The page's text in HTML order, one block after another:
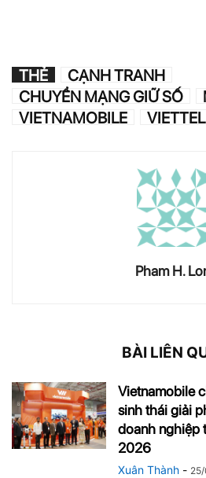
THẺ
CẠNH TRANH
CHUYỂN MẠNG GIỮ SỐ
VIETNAMOBILE
VIETTEL
Pham H.
BÀI LIÊN
Vietnamobile
sinh thái giải
doanh nghiệp
2026
Xuân Thành -